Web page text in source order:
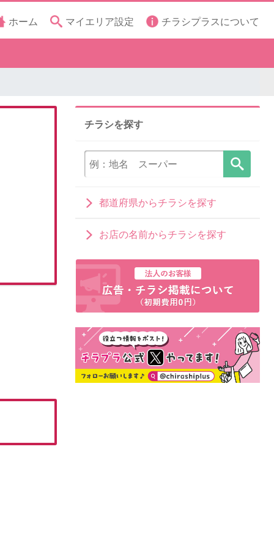
ホーム マイエリア設定 チラシプラスについて
チラシを探す
都道府県からチラシを探す
お店の名前からチラシを探す